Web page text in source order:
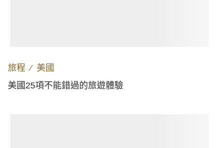
旅程 ∕ 美國
美國25項不能錯過的旅遊體驗